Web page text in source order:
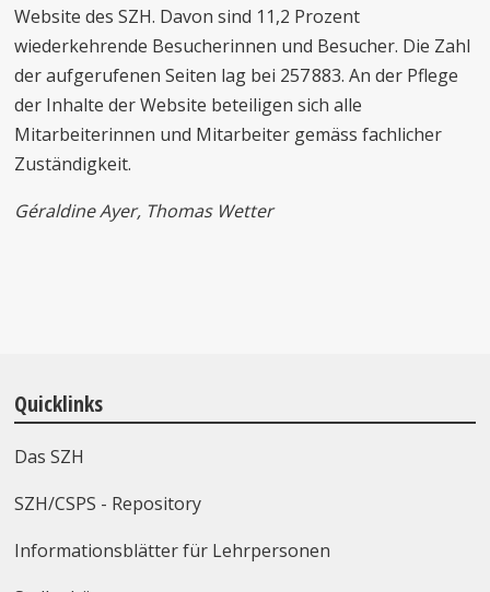
Website des SZH. Davon sind 11,2 Prozent
wiederkehrende Besucherinnen und Besucher. Die Zahl
der aufgerufenen Seiten lag bei 257 883. An der Pflege
der Inhalte der Website beteiligen sich alle
Mitarbeiterinnen und Mitarbeiter gemäss fachlicher
Zuständigkeit.
Géraldine Ayer, Thomas Wetter
Quicklinks
Das SZH
SZH/CSPS - Repository
Informationsblätter für Lehrpersonen